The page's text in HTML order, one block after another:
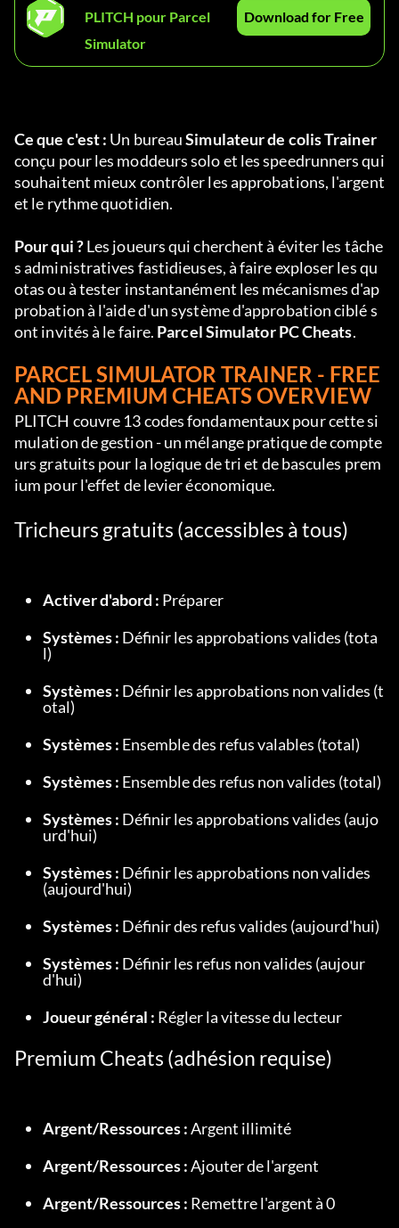
PLITCH pour Parcel
Simulator
Download for Free
Ce que c'est : Un bureau Simulateur de colis Trainer
conçu pour les moddeurs solo et les speedrunners qui
souhaitent mieux contrôler les approbations, l'argent
et le rythme quotidien.
Pour qui ? Les joueurs qui cherchent à éviter les tâche
s administratives fastidieuses, à faire exploser les qu
otas ou à tester instantanément les mécanismes d'ap
probation à l'aide d'un système d'approbation ciblé s
ont invités à le faire. Parcel Simulator PC Cheats.
PARCEL SIMULATOR TRAINER - FREE
AND PREMIUM CHEATS OVERVIEW
PLITCH couvre 13 codes fondamentaux pour cette si
mulation de gestion - un mélange pratique de compte
urs gratuits pour la logique de tri et de bascules prem
ium pour l'effet de levier économique.
Tricheurs gratuits (accessibles à tous)
Activer d'abord : Préparer
Systèmes : Définir les approbations valides (tota
l)
Systèmes : Définir les approbations non valides (t
otal)
Systèmes : Ensemble des refus valables (total)
Systèmes : Ensemble des refus non valides (total)
Systèmes : Définir les approbations valides (aujo
urd'hui)
Systèmes : Définir les approbations non valides
(aujourd'hui)
Systèmes : Définir des refus valides (aujourd'hui)
Systèmes : Définir les refus non valides (aujour
d'hui)
Joueur général : Régler la vitesse du lecteur
Premium Cheats (adhésion requise)
Argent/Ressources : Argent illimité
Argent/Ressources : Ajouter de l'argent
Argent/Ressources : Remettre l'argent à 0